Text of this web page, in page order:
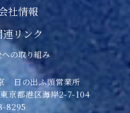
社情報
連リンク
の取り組み
日の出ふ頭営業所
京都港区海岸2-7-104
8295